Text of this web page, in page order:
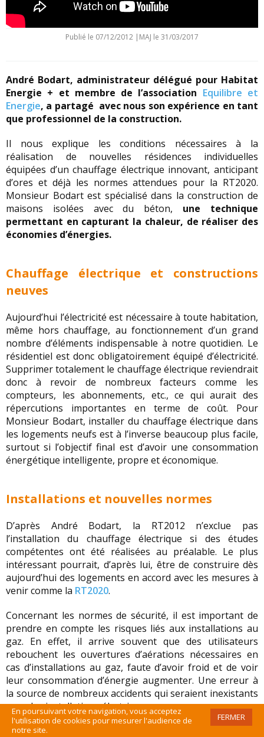
En poursuivant votre navigation, vous acceptez
l'utilisation de cookies pour mesurer l'audience de
notre site.
FERMER
Publié le 07/12/2012 | MAJ le 31/03/2017
André Bodart, administrateur délégué pour Habitat
Energie + et membre de l’association Equilibre et
Energie, a partagé avec nous son expérience en tant
que professionnel de la construction.
Il nous explique les conditions nécessaires à la
réalisation de nouvelles résidences individuelles
équipées d’un chauffage électrique innovant, anticipant
d’ores et déjà les normes attendues pour la RT2020.
Monsieur Bodart est spécialisé dans la construction de
maisons isolées avec du béton, une technique
permettant en capturant la chaleur, de réaliser des
économies d’énergies.
Chauffage électrique et constructions
neuves
Aujourd’hui l’électricité est nécessaire à toute habitation,
même hors chauffage, au fonctionnement d’un grand
nombre d’éléments indispensable à notre quotidien. Le
résidentiel est donc obligatoirement équipé d’électricité.
Supprimer totalement le chauffage électrique reviendrait
donc à revoir de nombreux facteurs comme les
compteurs, les abonnements, etc., ce qui aurait des
répercutions importantes en terme de coût. Pour
Monsieur Bodart, installer du chauffage électrique dans
les logements neufs est à l’inverse beaucoup plus facile,
surtout si l’objectif final est d’avoir une consommation
énergétique intelligente, propre et économique.
Installations et nouvelles normes
D’après André Bodart, la RT2012 n’exclue pas
l’installation du chauffage électrique si des études
compétentes ont été réalisées au préalable. Le plus
intéressant pourrait, d’après lui, être de construire dès
aujourd’hui des logements en accord avec les mesures à
venir comme la RT2020.
Concernant les normes de sécurité, il est important de
prendre en compte les risques liés aux installations au
gaz. En effet, il arrive souvent que des utilisateurs
rebouchent les ouvertures d’aérations nécessaires en
cas d’installations au gaz, faute d’avoir froid et de voir
leur consommation d’énergie augmenter. Une erreur à
la source de nombreux accidents qui seraient inexistants
avec des installations électriques.